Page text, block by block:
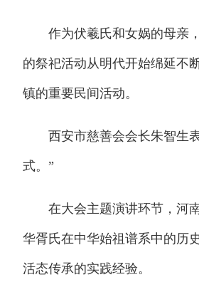
作为伏羲氏和女娲的母亲，
的祭祀活动从明代开始绵延不
镇的重要民间活动。
西安市慈善会会长朱智生表
式。”
在大会主题演讲环节，河南
华胥氏在中华始祖谱系中的历
活态传承的实践经验。